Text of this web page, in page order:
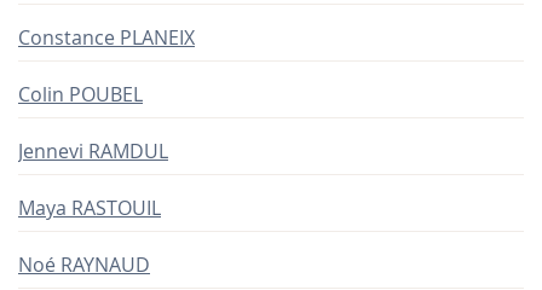
Constance PLANEIX
Colin POUBEL
Jennevi RAMDUL
Maya RASTOUIL
Noé RAYNAUD